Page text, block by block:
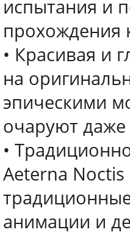
испытания и
прохождения
• Красивая и
на
эпическими
очаруют
•
Aeterna Noctis
анимации и